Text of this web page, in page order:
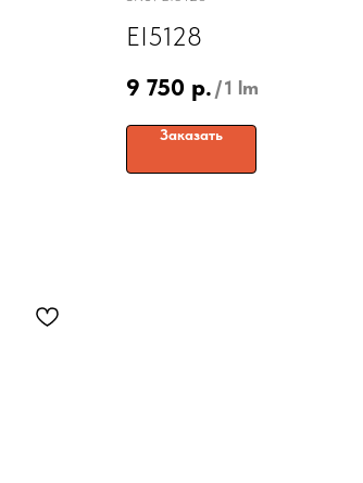
EI5128
9 750 р./1 lm
Заказать